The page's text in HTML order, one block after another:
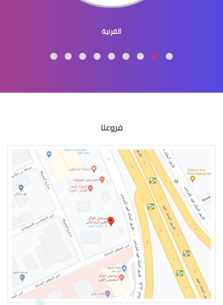
الماء الابيض في العين اعراضه
الماء البيضاء في العين وعلاجها
اعراض الماء الابيض في العين وعلاجه
القرنية
فروعنا